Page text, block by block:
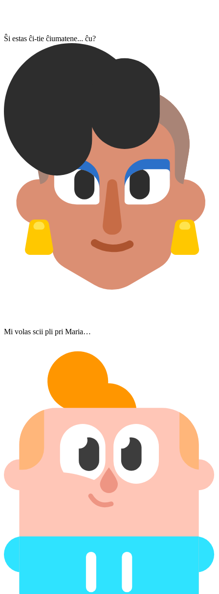
Ŝi estas ĉi-tie ĉiumatene... ĉu?
Mi volas scii pli pri Maria…